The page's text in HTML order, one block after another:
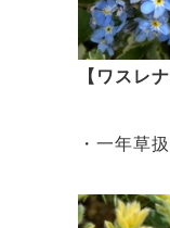
【ワスレ
・一年草